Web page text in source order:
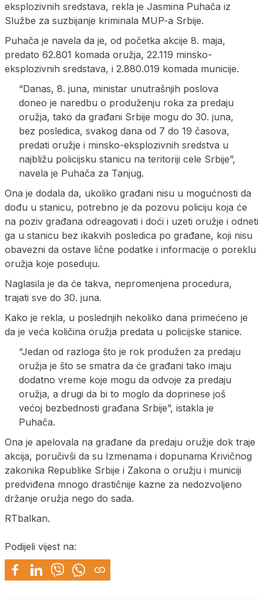
eksplozivnih sredstava, rekla je Jasmina Puhača iz
Službe za suzbijanje kriminala MUP-a Srbije.
Puhača je navela da je, od početka akcije 8. maja,
predato 62.801 komada oružja, 22.119 minsko-
eksplozivnih sredstava, i 2.880.019 komada municije.
“Danas, 8. juna, ministar unutrašnjih poslova
doneo je naredbu o produženju roka za predaju
oružja, tako da građani Srbije mogu do 30. juna,
bez posledica, svakog dana od 7 do 19 časova,
predati oružje i minsko-eksplozivnih sredstva u
najbližu policijsku stanicu na teritoriji cele Srbije”,
navela je Puhača za Tanjug.
Ona je dodala da, ukoliko građani nisu u mogućnosti da
dođu u stanicu, potrebno je da pozovu policiju koja će
na poziv građana odreagovati i doći i uzeti oružje i odneti
ga u stanicu bez ikakvih posledica po građane, koji nisu
obavezni da ostave lične podatke i informacije o poreklu
oružja koje poseduju.
Naglasila je da će takva, nepromenjena procedura,
trajati sve do 30. juna.
Kako je rekla, u poslednjih nekoliko dana primećeno je
da je veća količina oružja predata u policijske stanice.
“Jedan od razloga što je rok produžen za predaju
oružja je što se smatra da će građani tako imaju
dodatno vreme koje mogu da odvoje za predaju
oružja, a drugi da bi to moglo da doprinese još
većoj bezbednosti građana Srbije”, istakla je
Puhača.
Ona je apelovala na građane da predaju oružje dok traje
akcija, poručivši da su Izmenama i dopunama Krivičnog
zakonika Republike Srbije i Zakona o oružju i municiji
predviđena mnogo drastičnije kazne za nedozvoljeno
držanje oružja nego do sada.
RTbalkan.
Podijeli vijest na: